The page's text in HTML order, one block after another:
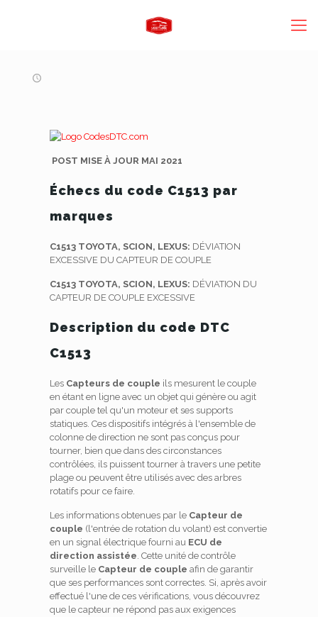
POST MISE À JOUR MAI 2021
Échecs du code C1513 par
marques
C1513 TOYOTA, SCION, LEXUS: DÉVIATION
EXCESSIVE DU CAPTEUR DE COUPLE
C1513 TOYOTA, SCION, LEXUS: DÉVIATION DU
CAPTEUR DE COUPLE EXCESSIVE
Description du code DTC
C1513
Les Capteurs de couple ils mesurent le couple
en étant en ligne avec un objet qui génère ou agit
par couple tel qu'un moteur et ses supports
statiques. Ces dispositifs intégrés à l'ensemble de
colonne de direction ne sont pas conçus pour
tourner, bien que dans des circonstances
contrôlées, ils puissent tourner à travers une petite
plage ou peuvent être utilisés avec des arbres
rotatifs pour ce faire.
Les informations obtenues par le Capteur de
couple (l'entrée de rotation du volant) est convertie
en un signal électrique fourni au ECU de
direction assistée. Cette unité de contrôle
surveille le Capteur de couple afin de garantir
que ses performances sont correctes. Si, après avoir
effectué l'une de ces vérifications, vous découvrez
que le capteur ne répond pas aux exigences